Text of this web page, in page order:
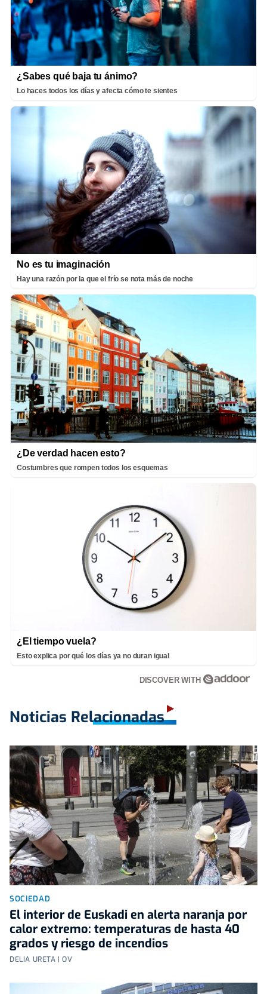
¿Sabes qué baja tu ánimo?
Lo haces todos los días y afecta cómo te sientes
No es tu imaginación
Hay una razón por la que el frío se nota más de noche
¿De verdad hacen esto?
Costumbres que rompen todos los esquemas
¿El tiempo vuela?
Esto explica por qué los días ya no duran igual
DISCOVER WITH
Noticias Relacionadas
SOCIEDAD
El interior de Euskadi en alerta naranja por
calor extremo: temperaturas de hasta 40
grados y riesgo de incendios
DELIA URETA | OV